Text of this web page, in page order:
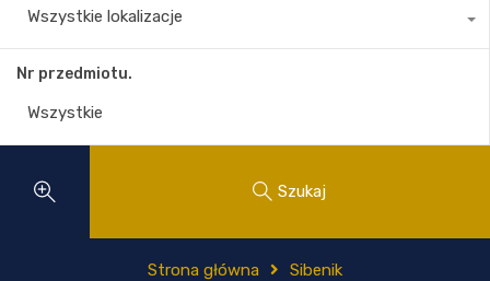
Wszystkie lokalizacje
Nr przedmiotu.
Szukaj
Strona główna Sibenik